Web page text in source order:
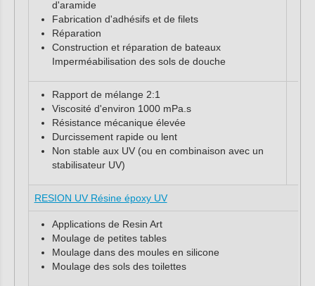
d'aramide
Fabrication d'adhésifs et de filets
Réparation
Construction et réparation de bateaux
Imperméabilisation des sols de douche
Rapport de mélange 2:1
Viscosité d'environ 1000 mPa.s
Résistance mécanique élevée
Durcissement rapide ou lent
Non stable aux UV (ou en combinaison avec un
stabilisateur UV)
RESION UV Résine époxy UV
Applications de Resin Art
Moulage de petites tables
Moulage dans des moules en silicone
Moulage des sols des toilettes